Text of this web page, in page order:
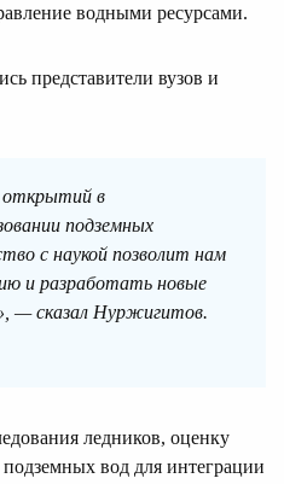
водными ресурсами.
представители вузов и
открытий в
подземных
с наукой позволит нам
и разработать новые
— сказал Нуржигитов.
ледников, оценку
вод для интеграции